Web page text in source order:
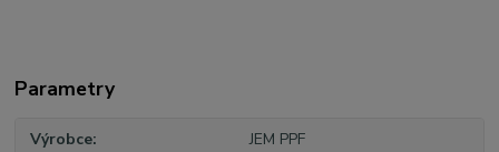
Parametry
Výrobce JEM PPF